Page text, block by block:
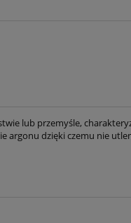
lub przemyśle,
argonu dzięki czemu nie